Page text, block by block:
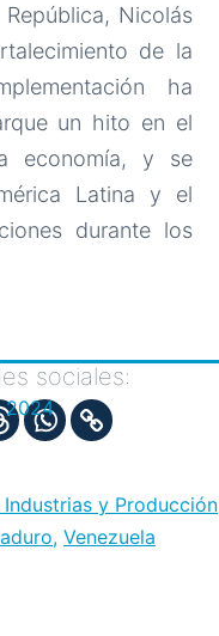
Nicolás
de la
ha
un hito en el
economía, y se
Latina y el
durante los
sociales:
2024
y Producción
, Venezuela